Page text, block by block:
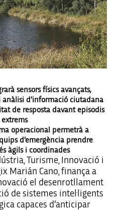
sensors físics avançats,
d’informació ciutadana
de resposta davant episodis
extrems
operacional permetrà a
d’emergència prendre
àgils i coordinades
Turisme, Innovació i
Marián Cano, finança a
el desenrotllament
de sistemes intel·ligents
capaces d’anticipar